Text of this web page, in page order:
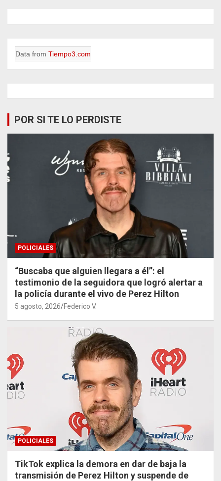
Data from Tiempo3.com
POR SI TE LO PERDISTE
POLICIALES
“Buscaba que alguien llegara a él”: el
testimonio de la seguidora que logró alertar a
la policía durante el vivo de Perez Hilton
5 agosto, 2026 Federico V.
POLICIALES
TikTok explica la demora en dar de baja la
transmisión de Perez Hilton y suspende de